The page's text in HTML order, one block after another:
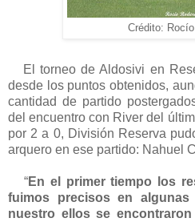
Crédito:
El torneo de Aldosivi en
desde los puntos obtenidos,
cantidad de partido
del encuentro con River del
por 2 a 0, División Reserva
arquero en ese partido: Nahuel
“En el primer tiempo los
fuimos precisos en
nuestro ellos se